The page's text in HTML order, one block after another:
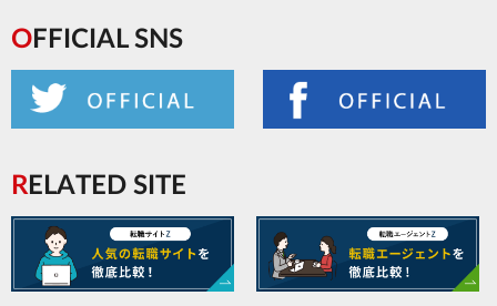
OFFICIAL SNS
RELATED SITE